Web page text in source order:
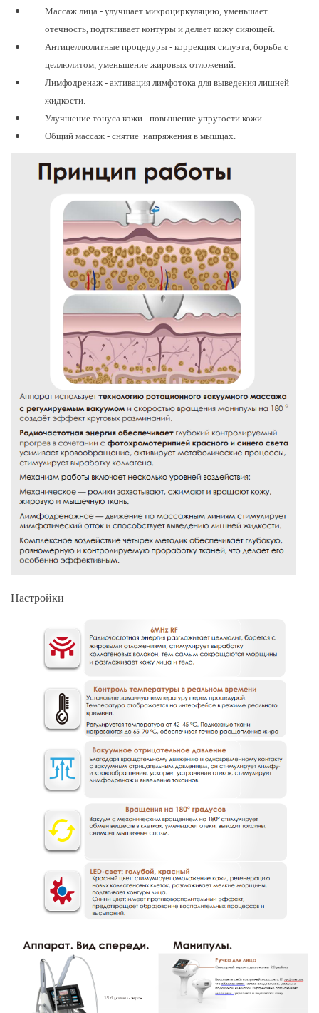
Массаж лица - улучшает микроциркуляцию, уменьшает
отечность, подтягивает контуры и делает кожу сияющей.
Антицеллюлитные процедуры - коррекция силуэта, борьба с
целлюлитом, уменьшение жировых отложений.
Лимфодренаж - активация лимфотока для выведения лишней
жидкости.
Улучшение тонуса кожи - повышение упругости кожи.
Общий массаж - снятие напряжения в мышцах.
Настройки